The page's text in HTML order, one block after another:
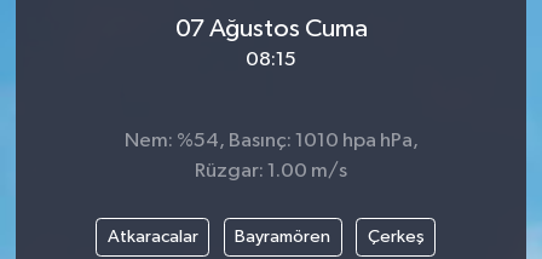
07 Ağustos Cuma
08:15
Nem: %54, Basınç: 1010 hpa hPa,
Rüzgar: 1.00 m/s
Atkaracalar Bayramören Çerkeş
Resmî ilanlar